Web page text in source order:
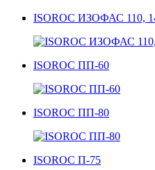
ISOROC ИЗОФАС 110,
ISOROC ПП-60
ISOROC ПП-80
ISOROC П-75